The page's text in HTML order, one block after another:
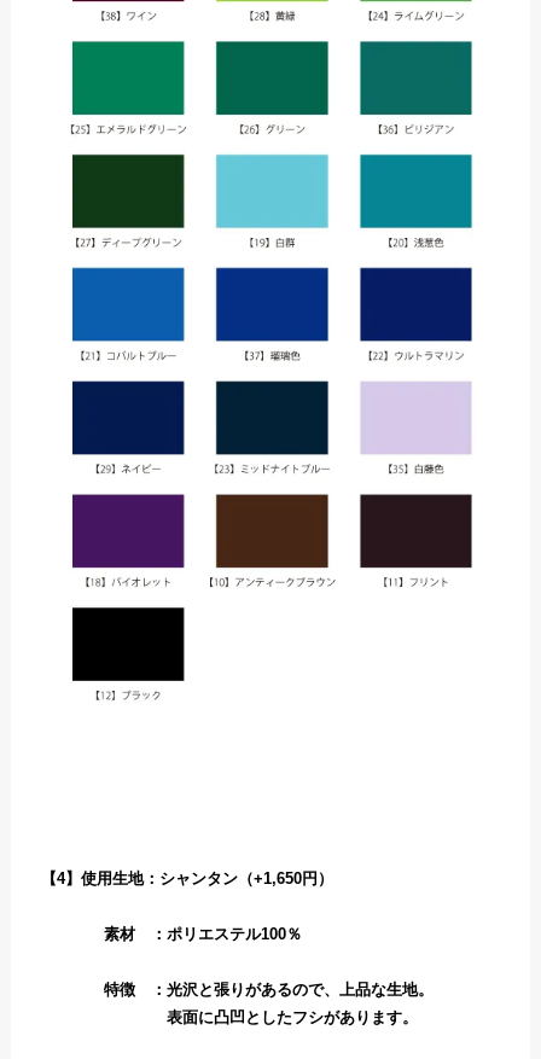
【4】使用生地：シャンタン（+1,650円）
素材 ：ポリエステル100％
特徴 ：光沢と張りがあるので、上品な生地。
表面に凸凹としたフシがあります。